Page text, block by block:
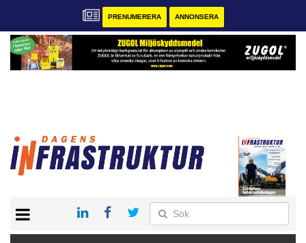
PRENUMERERA ANNONSERA